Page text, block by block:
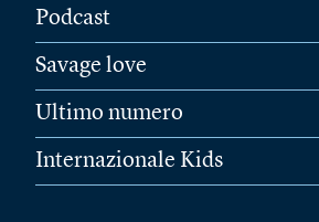
Podcast
Savage love
Ultimo numero
Internazionale Kids